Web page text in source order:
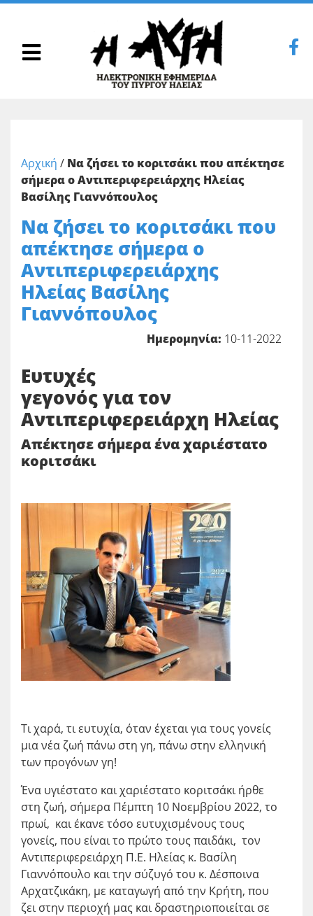
Αρχική / Να ζήσει το κοριτσάκι που απέκτησε
σήμερα ο Αντιπεριφερειάρχης Ηλείας
Βασίλης Γιαννόπουλος
Να ζήσει το κοριτσάκι που
απέκτησε σήμερα ο
Αντιπεριφερειάρχης
Ηλείας Βασίλης
Γιαννόπουλος
Ημερομηνία: 10-11-2022
Ευτυχές
γεγονός για τον
Αντιπεριφερειάρχη Ηλείας
Απέκτησε σήμερα ένα χαριέστατο
κοριτσάκι
Τι χαρά, τι ευτυχία, όταν έχεται για τους γονείς
μια νέα ζωή πάνω στη γη, πάνω στην ελληνική
των προγόνων γη!
Ένα υγιέστατο και χαριέστατο κοριτσάκι ήρθε
στη ζωή, σήμερα Πέμπτη 10 Νοεμβρίου 2022, το
πρωί, και έκανε τόσο ευτυχισμένους τους
γονείς, που είναι το πρώτο τους παιδάκι, τον
Αντιπεριφερειάρχη Π.Ε. Ηλείας κ. Βασίλη
Γιαννόπουλο και την σύζυγό του κ. Δέσποινα
Αρχατζικάκη, με καταγωγή από την Κρήτη, που
ζει στην περιοχή μας και δραστηριοποιείται σε